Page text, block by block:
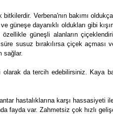
Verbena'nın bakımı
dayanıklı oldukları gibi
güneşli alanların
susuz bırakılırsa çiçek
sağlar.
olarak da tercih edebilirsiniz.
hastalıklarına karşı hassasiyeti
fayda var. Zahmetsiz çok hızlı